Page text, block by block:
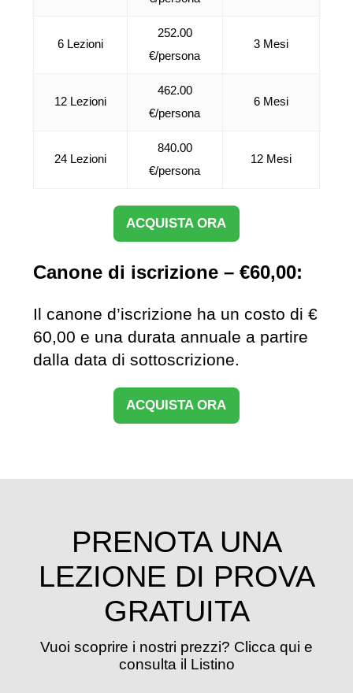
6 Lezioni
252.00
€/persona
3 Mesi
12 Lezioni
462.00
€/persona
6 Mesi
24 Lezioni
840.00
€/persona
12 Mesi
ACQUISTA ORA
Canone di iscrizione – €60,00:
Il canone d’iscrizione ha un costo di €
60,00 e una durata annuale a partire
dalla data di sottoscrizione.
ACQUISTA ORA
PRENOTA UNA
LEZIONE DI PROVA
GRATUITA
Vuoi scoprire i nostri prezzi? Clicca qui e
consulta il Listino